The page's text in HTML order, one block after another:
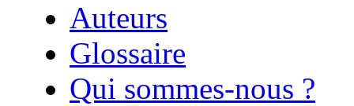
Auteurs
Glossaire
Qui sommes-nous ?